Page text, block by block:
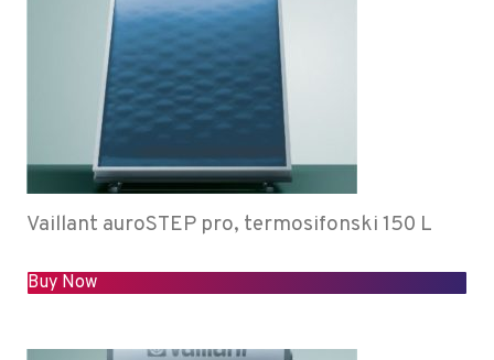
Vaillant auroSTEP pro, termosifonski 150 L
Buy Now